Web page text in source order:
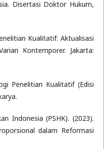
Disertasi Doktor Hukum,
Kualitatif: Aktualisasi
Kontemporer. Jakarta:
Penelitian Kualitatif (Edisi
Indonesia (PSHK). (2023).
dalam Reformasi